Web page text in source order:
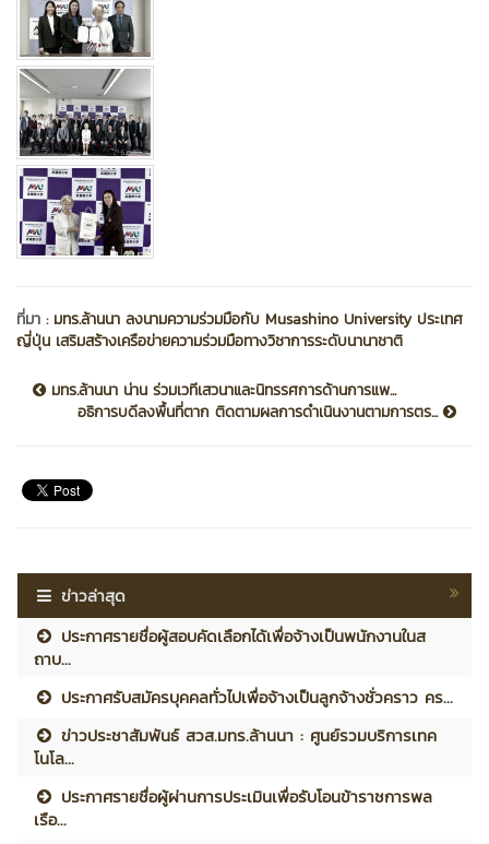
ที่มา : มทร.ล้านนา ลงนามความร่วมมือกับ Musashino University ประเทศ
ญี่ปุ่น เสริมสร้างเครือข่ายความร่วมมือทางวิชาการระดับนานาชาติ
มทร.ล้านนา น่าน ร่วมเวทีเสวนาและนิทรรศการด้านการแพ...
อธิการบดีลงพื้นที่ตาก ติดตามผลการดำเนินงานตามการตร...
ข่าวล่าสุด
ประกาศรายชื่อผู้สอบคัดเลือกได้เพื่อจ้างเป็นพนักงานในส
ถาบ...
ประกาศรับสมัครบุคคลทั่วไปเพื่อจ้างเป็นลูกจ้างชั่วคราว คร...
ข่าวประชาสัมพันธ์ สวส.มทร.ล้านนา : ศูนย์รวมบริการเทค
โนโล...
ประกาศรายชื่อผู้ผ่านการประเมินเพื่อรับโอนข้าราชการพล
เรือ...